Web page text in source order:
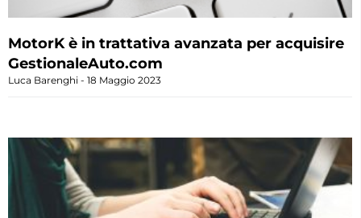
MotorK è in trattativa avanzata per acquisire
GestionaleAuto.com
Luca Barenghi 18 Maggio 2023